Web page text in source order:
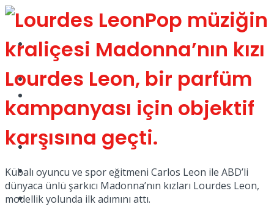
TV
Kadınca
Sinema
Spor
Podcast
Pop müziğin
kraliçesi Madonna’nın kızı
Lourdes Leon, bir parfüm
kampanyası için objektif
karşısına geçti.
Kübalı oyuncu ve spor eğitmeni Carlos Leon ile ABD’li
dünyaca ünlü şarkıcı Madonna’nın kızları Lourdes Leon,
modellik yolunda ilk adımını attı.